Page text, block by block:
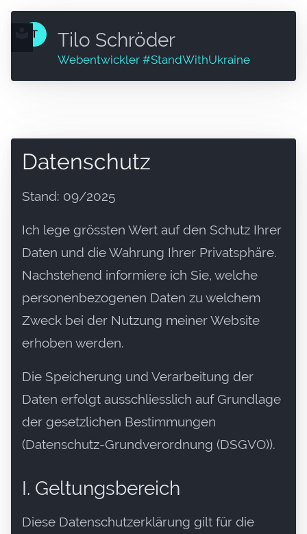
Tilo Schröder
Webentwickler #StandWithUkraine
Datenschutz
Stand: 09/2025
Ich lege grössten Wert auf den Schutz Ihrer
Daten und die Wahrung Ihrer Privatsphäre.
Nachstehend informiere ich Sie, welche
personenbezogenen Daten zu welchem
Zweck bei der Nutzung meiner Website
erhoben werden.
Die Speicherung und Verarbeitung der
Daten erfolgt ausschliesslich auf Grundlage
der gesetzlichen Bestimmungen
(Datenschutz-Grundverordnung (DSGVO)).
I. Geltungsbereich
Diese Datenschutzerklärung gilt für die